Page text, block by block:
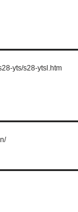
yts/s28-ytsl.htm